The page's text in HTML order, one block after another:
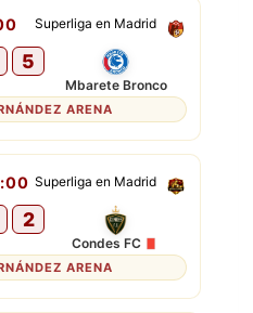
Superliga en Madrid
5
Mbarete Bronco
ARENA
Superliga en Madrid
2
Condes FC
ARENA